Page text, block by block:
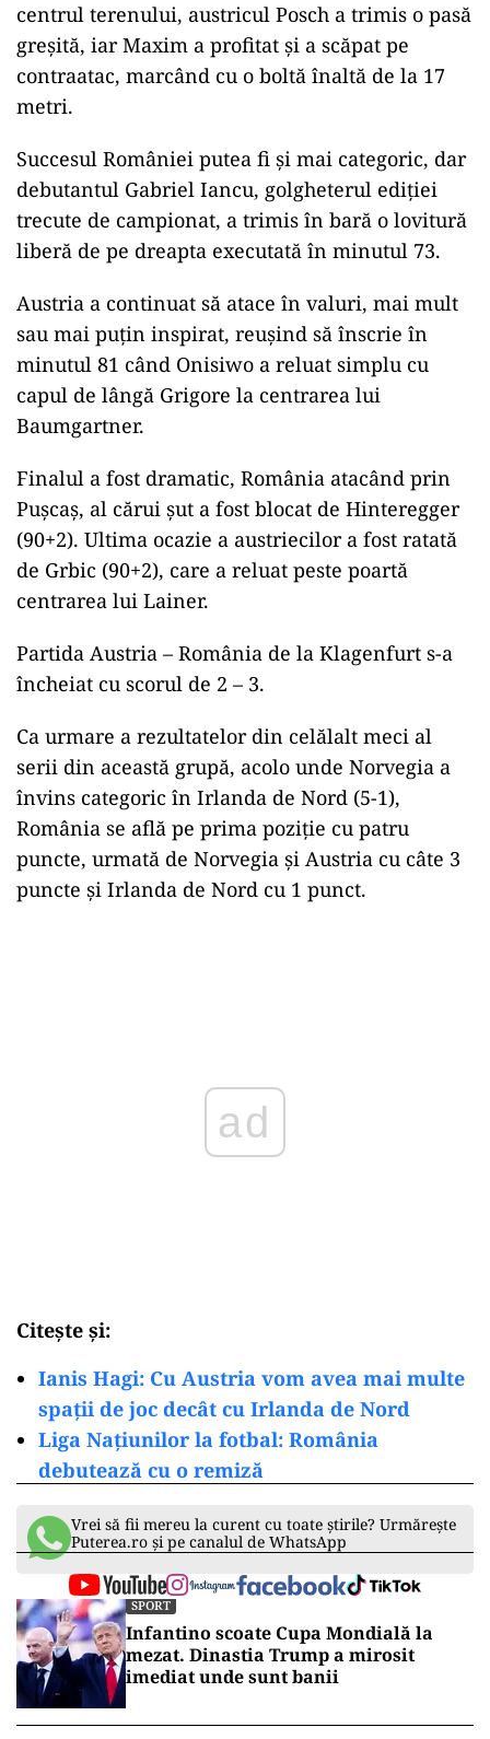
centrul terenului, austricul Posch a trimis o pasă
greșită, iar Maxim a profitat şi a scăpat pe
contraatac, marcând cu o boltă înaltă de la 17
metri.
Succesul României putea fi şi mai categoric, dar
debutantul Gabriel Iancu, golgheterul ediţiei
trecute de campionat, a trimis în bară o lovitură
liberă de pe dreapta executată în minutul 73.
Austria a continuat să atace în valuri, mai mult
sau mai puţin inspirat, reușind să înscrie în
minutul 81 când Onisiwo a reluat simplu cu
capul de lângă Grigore la centrarea lui
Baumgartner.
Finalul a fost dramatic, România atacând prin
Puşcaş, al cărui şut a fost blocat de Hinteregger
(90+2). Ultima ocazie a austriecilor a fost ratată
de Grbic (90+2), care a reluat peste poartă
centrarea lui Lainer.
Partida Austria – România de la Klagenfurt s-a
încheiat cu scorul de 2 – 3.
Ca urmare a rezultatelor din celălalt meci al
serii din această grupă, acolo unde Norvegia a
învins categoric în Irlanda de Nord (5-1),
România se află pe prima poziție cu patru
puncte, urmată de Norvegia și Austria cu câte 3
puncte și Irlanda de Nord cu 1 punct.
ad
Citește și:
Ianis Hagi: Cu Austria vom avea mai multe
spații de joc decât cu Irlanda de Nord
Liga Națiunilor la fotbal: România
debutează cu o remiză
Vrei să fii mereu la curent cu toate știrile? Urmărește
Puterea.ro și pe canalul de WhatsApp
SPORT
Infantino scoate Cupa Mondială la
mezat. Dinastia Trump a mirosit
imediat unde sunt banii